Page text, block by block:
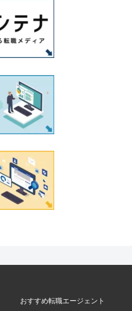
おすすめ転職エージェント